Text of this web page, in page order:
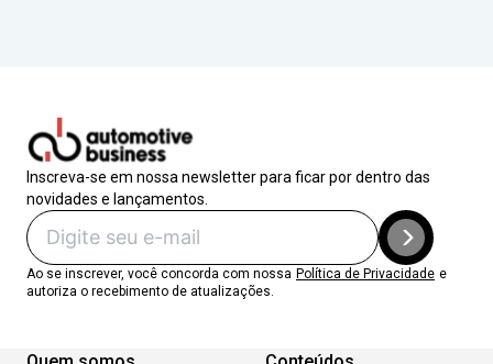
Inscreva-se em nossa newsletter para ficar por dentro das
novidades e lançamentos.
Ao se inscrever, você concorda com nossa Política de Privacidade e
autoriza o recebimento de atualizações.